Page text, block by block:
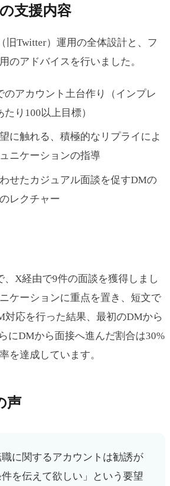
支援内容
旧Twitter）運用の全体設計と、フ
のアドバイスを行いました。
のアカウント土台作り（インプレ
り100以上目標）
に触れる、積極的なリプライによ
ニケーションの指導
せたカジュアル面談を促すDMの
レクチャー
、X経由で9件の面談を獲得しまし
ケーションに重点を置き、短文で
対応を行った結果、最初のDMから
にDMから面接へ進んだ割合は30%
を達成しています。
声
に関するアカウントは勧誘が
を伝えて欲しい」という要望